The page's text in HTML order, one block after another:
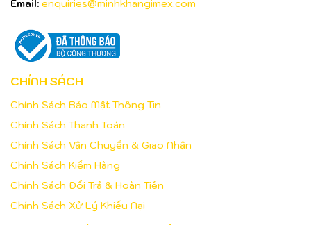
Email: enquiries@minhkhangimex.com
CHÍNH SÁCH
Chính Sách Bảo Mật Thông Tin
Chính Sách Thanh Toán
Chính Sách Vận Chuyển & Giao Nhận
Chính Sách Kiểm Hàng
Chính Sách Đổi Trả & Hoàn Tiền
Chính Sách Xử Lý Khiếu Nại